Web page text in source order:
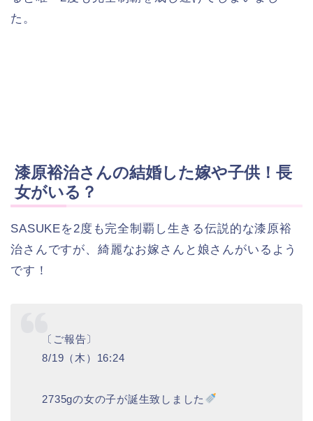
た。
漆原裕治さんの結婚した嫁や子供！長
女がいる？
SASUKEを2度も完全制覇し生きる伝説的な漆原裕
治さんですが、綺麗なお嫁さんと娘さんがいるよう
です！
〔ご報告〕
8/19（木）16:24
2735gの女の子が誕生致しました